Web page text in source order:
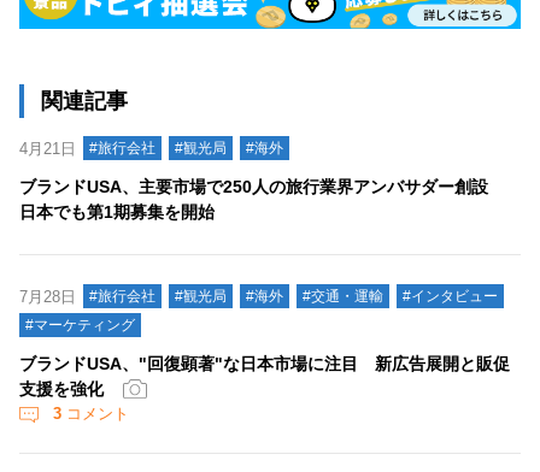
関連記事
4月21日 #旅行会社 #観光局 #海外
ブランドUSA、主要市場で250人の旅行業界アンバサダー創設
日本でも第1期募集を開始
7月28日 #旅行会社 #観光局 #海外 #交通・運輸
#インタビュー
#マーケティング
ブランドUSA、"回復顕著"な日本市場に注目 新広告展開と販促
支援を強化
3 コメント